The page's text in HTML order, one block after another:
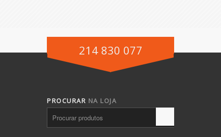
214 830 077
PROCURAR NA LOJA